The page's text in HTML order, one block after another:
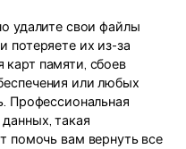
удалите свои файлы
потеряете их из-за
памяти, сбоев
или любых
Профессиональная
такая
помочь вам вернуть все